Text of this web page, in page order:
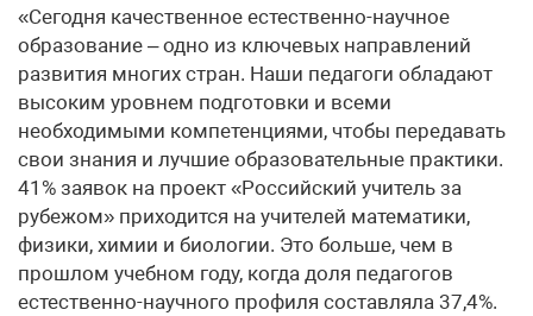
«Сегодня качественное естественно-научное
образование – одно из ключевых направлений
развития многих стран. Наши педагоги обладают
высоким уровнем подготовки и всеми
необходимыми компетенциями, чтобы передавать
свои знания и лучшие образовательные практики.
41% заявок на проект «Российский учитель за
рубежом» приходится на учителей математики,
физики, химии и биологии. Это больше, чем в
прошлом учебном году, когда доля педагогов
естественно-научного профиля составляла 37,4%.